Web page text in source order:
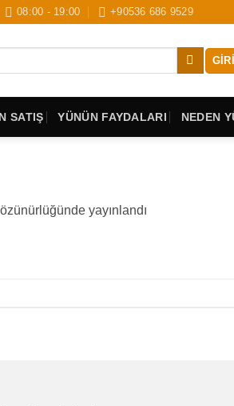
08:00 - 19:00 +90536 686 9529
SATIŞ YÜNÜN FAYDALARI NEDEN
yayınlandı